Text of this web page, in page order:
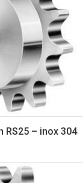
RS25 – inox 304